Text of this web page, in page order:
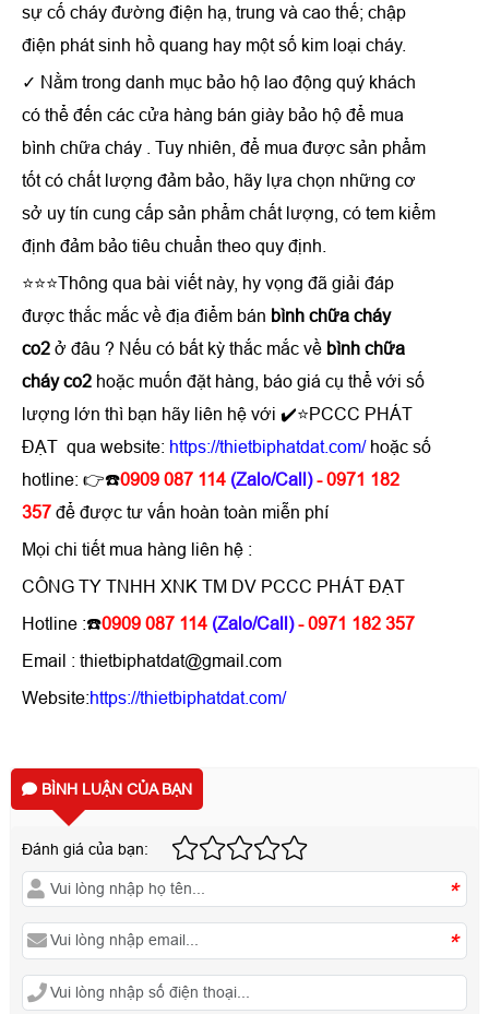
sự cố cháy đường điện hạ, trung và cao thế; chập
điện phát sinh hồ quang hay một số kim loại cháy.
✓ Nằm trong danh mục bảo hộ lao động quý khách
có thể đến các cửa hàng bán giày bảo hộ để mua
bình chữa cháy . Tuy nhiên, để mua được sản phẩm
tốt có chất lượng đảm bảo, hãy lựa chọn những cơ
sở uy tín cung cấp sản phẩm chất lượng, có tem kiểm
định đảm bảo tiêu chuẩn theo quy định.
⭐⭐⭐Thông qua bài viết này, hy vọng đã giải đáp
được thắc mắc về địa điểm bán bình chữa cháy
co2 ở đâu ? Nếu có bất kỳ thắc mắc về bình chữa
cháy co2 hoặc muốn đặt hàng, báo giá cụ thể với số
lượng lớn thì bạn hãy liên hệ với ✔️⭐PCCC PHÁT
ĐẠT qua website: https://thietbiphatdat.com/hoặc số
hotline: 👉☎️0909 087 114 (Zalo/Call) - 0971 182
357 để được tư vấn hoàn toàn miễn phí
Mọi chi tiết mua hàng liên hệ :
CÔNG TY TNHH XNK TM DV PCCC PHÁT ĐẠT
Hotline :☎️0909 087 114 (Zalo/Call) - 0971 182 357
Email : thietbiphatdat@gmail.com
Website:https://thietbiphatdat.com/
BÌNH LUẬN CỦA BẠN
Đánh giá của bạn:
*
*